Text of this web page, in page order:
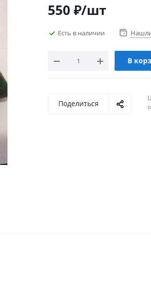
550 ₽/шт
Есть в наличии
В
Поделиться